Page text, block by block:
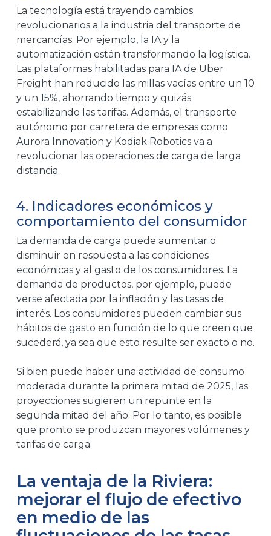
La tecnología está trayendo cambios
revolucionarios a la industria del transporte de
mercancías. Por ejemplo, la IA y la
automatización están transformando la logística.
Las plataformas habilitadas para IA de Uber
Freight han reducido las millas vacías entre un 10
y un 15%, ahorrando tiempo y quizás
estabilizando las tarifas. Además, el transporte
autónomo por carretera de empresas como
Aurora Innovation y Kodiak Robotics va a
revolucionar las operaciones de carga de larga
distancia.
4. Indicadores económicos y
comportamiento del consumidor
La demanda de carga puede aumentar o
disminuir en respuesta a las condiciones
económicas y al gasto de los consumidores. La
demanda de productos, por ejemplo, puede
verse afectada por la inflación y las tasas de
interés. Los consumidores pueden cambiar sus
hábitos de gasto en función de lo que creen que
sucederá, ya sea que esto resulte ser exacto o no.
Si bien puede haber una actividad de consumo
moderada durante la primera mitad de 2025, las
proyecciones sugieren un repunte en la
segunda mitad del año. Por lo tanto, es posible
que pronto se produzcan mayores volúmenes y
tarifas de carga.
La ventaja de la Riviera:
mejorar el flujo de efectivo
en medio de las